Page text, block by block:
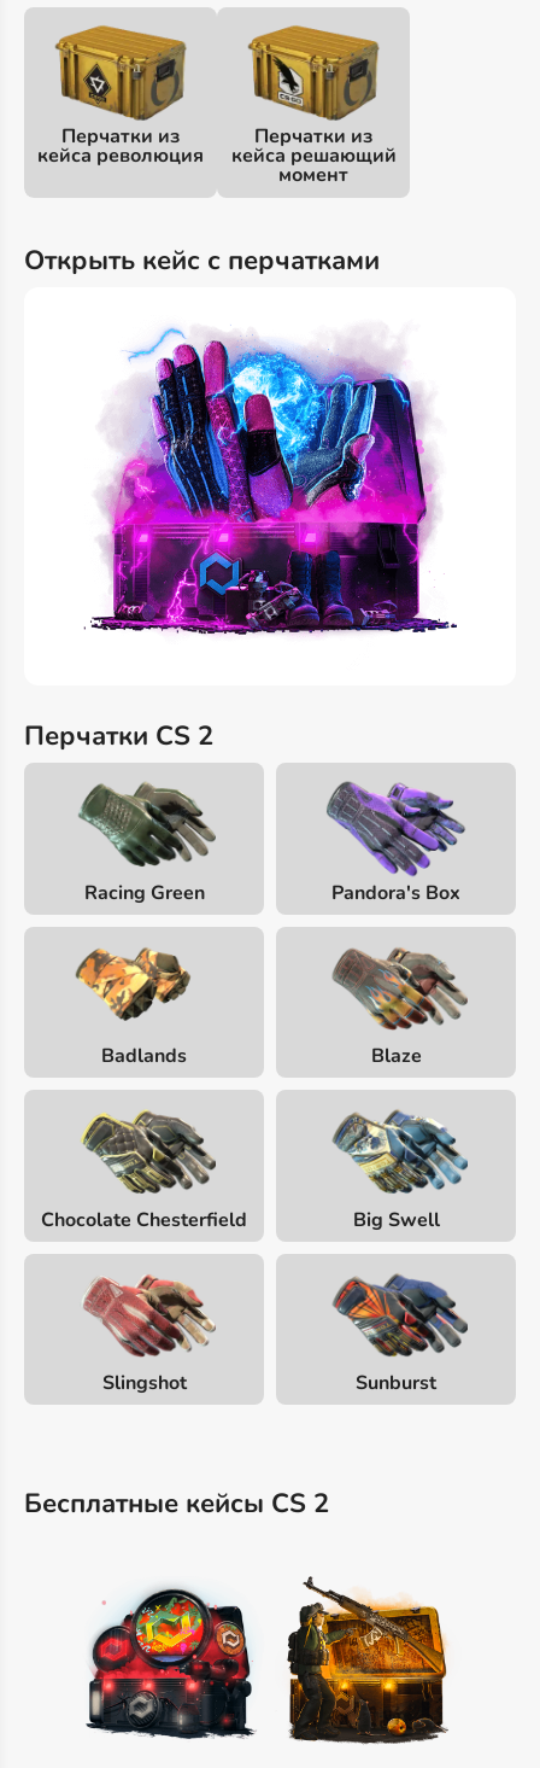
Перчатки из
кейса революция
Перчатки из
кейса решающий
момент
Открыть кейс с перчатками
Перчатки CS 2
Racing Green Pandora's Box
Badlands Blaze
Chocolate Chesterfield Big Swell
Slingshot Sunburst
Бесплатные кейсы CS 2